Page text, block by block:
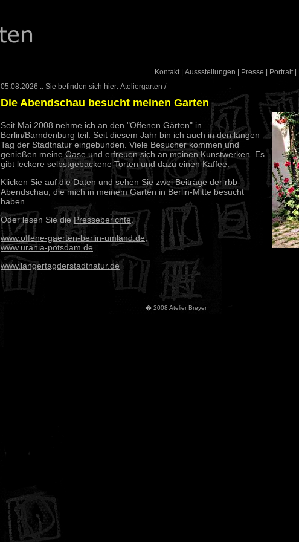
Kontakt| Aussstellungen Presse Portrait|
05.08.2026 :: Sie befinden sich hier: Ateliergarten /
Die Abendschau besucht meinen Garten
Seit Mai 2008 nehme ich an den "Offenen Gärten" in
Berlin/Barndenburg teil. Seit diesem Jahr bin ich auch in den langen
Tag der Stadtnatur eingebunden. Viele Besucher kommen und
genießen meine Oase und erfreuen sich an meinen Kunstwerken. Es
gibt leckere selbstgebackene Torten und dazu einen Kaffee.
Klicken Sie auf die Daten und sehen Sie zwei Beiträge der rbb-
Abendschau, die mich in meinem Garten in Berlin-Mitte besucht
haben.
Oder lesen Sie diePresseberichte.
www.offene-gaerten-berlin-umland.de,
www.urania-potsdam.de
www.langertagderstadtnatur.de
� 2008 Atelier Breyer